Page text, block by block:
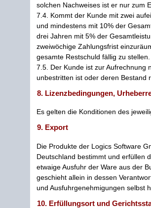
solchen Nachweises ist er nur zum
7.4. Kommt der Kunde mit zwei
und mindestens mit 10% der
drei Jahren mit 5% der
zweiwöchige Zahlungsfrist
gesamte Restschuld fällig zu stellen.
7.5. Der Kunde ist zur Aufrechnung
unbestritten ist oder deren Bestand
8. Lizenzbedingungen,
Es gelten die Konditionen des
9. Export
Die Produkte der Logics Software
Deutschland bestimmt und erfüllen
etwaige Ausfuhr der Ware aus der
geschieht allein in dessen
und Ausfuhrgenehmigungen selbst
10. Erfüllungsort und